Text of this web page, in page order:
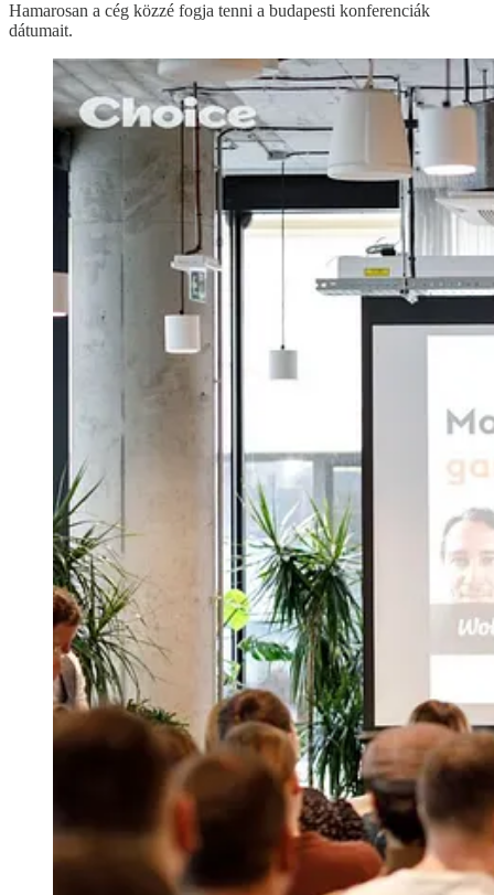
Hamarosan a cég közzé fogja tenni a budapesti konferenciák
dátumait.